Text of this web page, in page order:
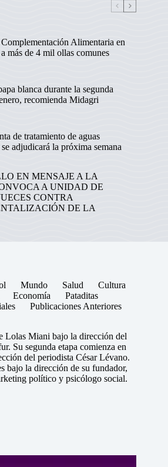
Alimentaria en
más de 4 mil ollas comunes
blanca durante la segunda
recomienda Midagri
de tratamiento de aguas
adjudicará la próxima semana
EN MENSAJE A LA
A UNIDAD DE
CONTRA
DE LA
Mundo Salud
Cultura
Economía
Pataditas
Publicaciones Anteriores
Lolas Miani bajo la dirección del
Su segunda etapa comienza en
del periodista César Lévano.
bajo la dirección de su fundador,
político y psicólogo social.